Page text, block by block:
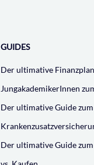
GUIDES
Der ultimative
JungakademikerInnen
Der ultimative Guide
Der ultimative Guide